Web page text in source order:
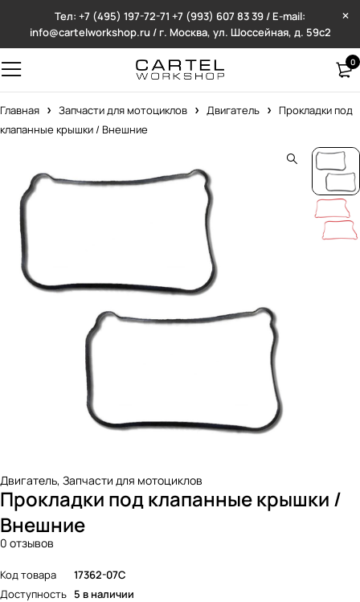
Тел: +7 (495) 197-72-71 +7 (993) 607 83 39 / E-mail:
info@cartelworkshop.ru / г. Москва, ул. Шоссейная, д. 59с2
0
Главная Запчасти для мотоциклов Двигатель
Прокладки под
клапанные крышки / Внешние
Двигатель, Запчасти для мотоциклов
Прокладки под клапанные крышки /
Внешние
0 отзывов
Код товара
17362-07C
Доступность 5 в наличии